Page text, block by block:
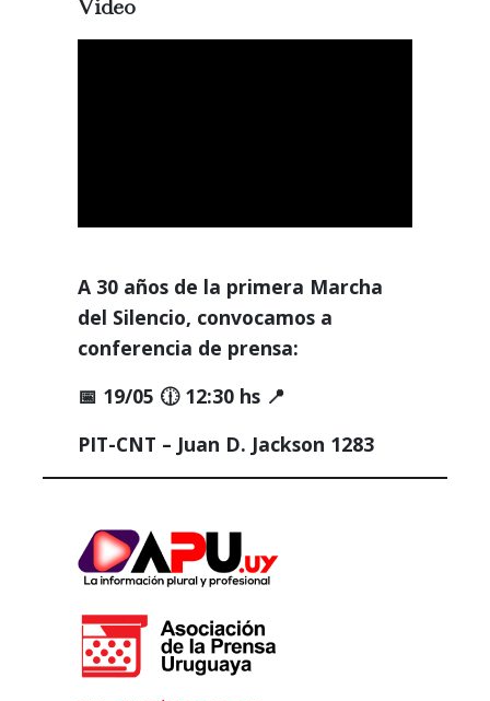
Video
A 30 años de la primera Marcha
del Silencio, convocamos a
conferencia de prensa:
📅 19/05 🕧 12:30 hs 📍
PIT-CNT – Juan D. Jackson 1283